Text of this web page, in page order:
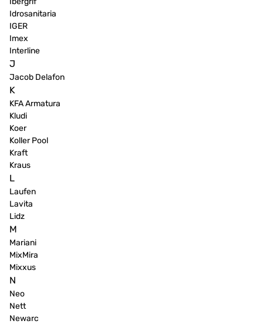
Idrosanitaria
IGER
Imex
Interline
J
Jacob Delafon
K
KFA Armatura
Kludi
Koer
Koller Pool
Kraft
Kraus
L
Laufen
Lavita
Lidz
M
Mariani
MixMira
Mixxus
N
Neo
Nett
Newarc